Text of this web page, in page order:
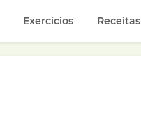
Exercícios Receitas